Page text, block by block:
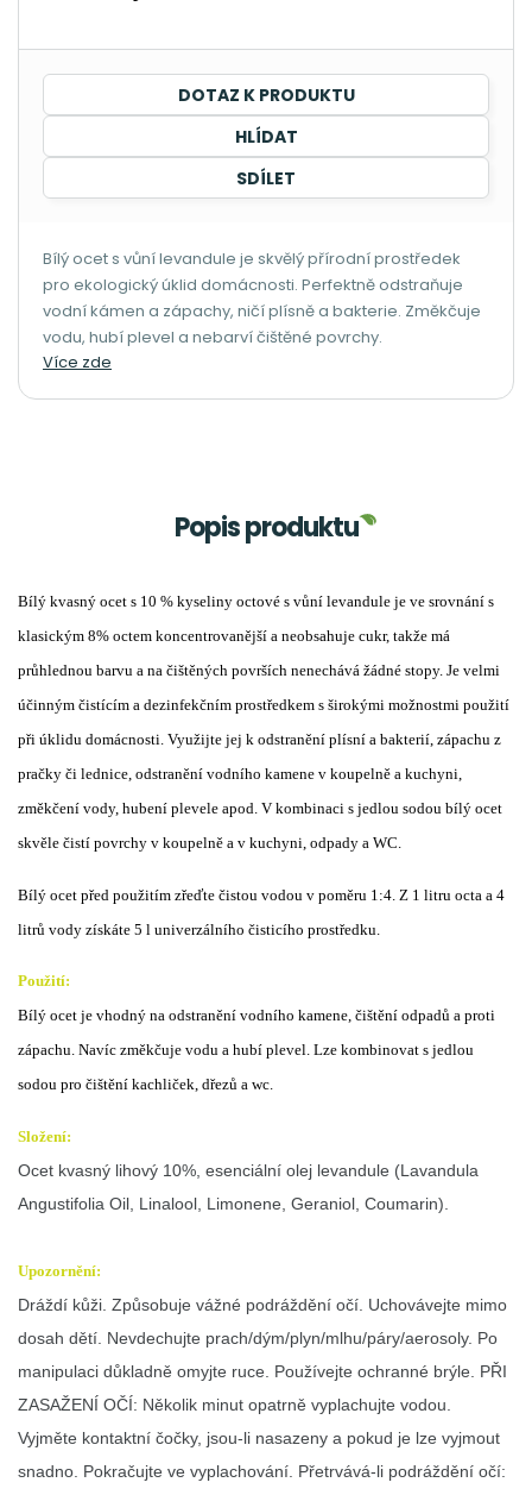
DOTAZ K PRODUKTU
HLÍDAT
SDÍLET
Bílý ocet s vůní levandule je skvělý přírodní prostředek
pro ekologický úklid domácnosti. Perfektně odstraňuje
vodní kámen a zápachy, ničí plísně a bakterie. Změkčuje
vodu, hubí plevel a nebarví čištěné povrchy.
Více zde
Popis produktu
Bílý kvasný ocet s 10 % kyseliny octové s vůní levandule je ve srovnání s
klasickým 8% octem koncentrovanější a neobsahuje cukr, takže má
průhlednou barvu a na čištěných površích nenechává žádné stopy. Je velmi
účinným čistícím a dezinfekčním prostředkem s širokými možnostmi použití
při úklidu domácnosti. Využijte jej k odstranění plísní a bakterií, zápachu z
pračky či lednice, odstranění vodního kamene v koupelně a kuchyni,
změkčení vody, hubení plevele apod. V kombinaci s jedlou sodou bílý ocet
skvěle čistí povrchy v koupelně a v kuchyni, odpady a WC.
Bílý ocet před použitím zřeďte čistou vodou v poměru 1:4. Z 1 litru octa a 4
litrů vody získáte 5 l univerzálního čisticího prostředku.
Použití:
Bílý ocet je vhodný na odstranění vodního kamene, čištění odpadů a proti
zápachu. Navíc změkčuje vodu a hubí plevel. Lze kombinovat s jedlou
sodou pro čištění kachliček, dřezů a wc.
Složení:
Ocet kvasný lihový 10%, esenciální olej levandule (Lavandula
Angustifolia Oil, Linalool, Limonene, Geraniol, Coumarin).
Upozornění:
Dráždí kůži. Způsobuje vážné podráždění očí. Uchovávejte mimo
dosah dětí. Nevdechujte prach/dým/plyn/mlhu/páry/aerosoly. Po
manipulaci důkladně omyjte ruce. Používejte ochranné brýle. PŘI
ZASAŽENÍ OČÍ: Několik minut opatrně vyplachujte vodou.
Vyjměte kontaktní čočky, jsou-li nasazeny a pokud je lze vyjmout
snadno. Pokračujte ve vyplachování. Přetrvává-li podráždění očí: